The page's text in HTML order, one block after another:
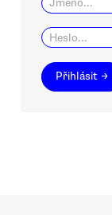
Přihlásit →